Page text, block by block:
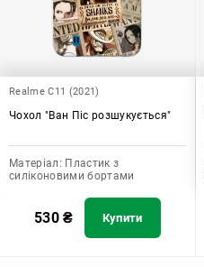
Realme C11 (2021)
Чохол "Ван Піс розшукується"
Матеріал: Пластик з
силіконовими бортами
530₴ Купити